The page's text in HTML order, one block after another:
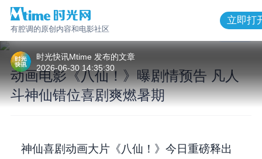
有腔调的原创内容和电影社区
立即打
时光快讯Mtime 发布的文章
2026-06-30 14:35:30
动画电影《八仙！》曝剧情预告 凡人斗
动画电影《八仙！》曝剧情预告 凡人
斗神仙错位喜剧爽燃暑期
神仙喜剧动画大片《八仙！》今日重磅释出